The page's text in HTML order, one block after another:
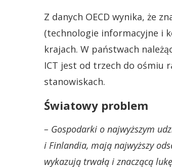
Z danych OECD wynika, że
(technologie informacyjne i
krajach. W państwach
ICT jest od trzech do ośmiu
stanowiskach.
Światowy problem
– Gospodarki o najwyższym
i Finlandia, mają najwyższy
wykazują trwałą i znaczącą